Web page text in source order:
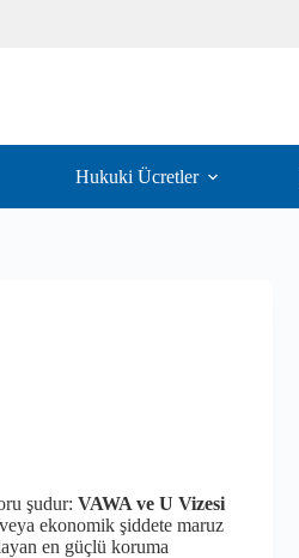
Hukuki Ücretler
şudur: VAWA ve U Vizesi
ekonomik şiddete maruz
en güçlü koruma